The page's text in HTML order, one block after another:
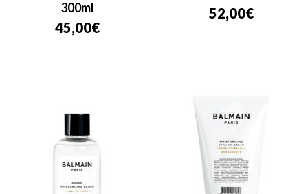
300ml
45,00€
52,00€